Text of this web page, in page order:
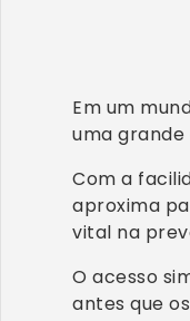
Em um
uma grande
Com a
aproxima
vital na
O acesso
antes que